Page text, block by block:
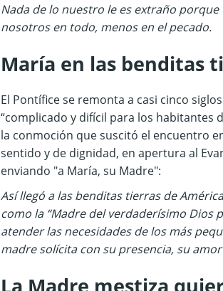
Nada de lo nuestro le es extraño porque
nosotros en todo, menos en el pecado.
María en las benditas
El Pontífice se remonta a casi cinco
“complicado y difícil para los habitantes
la conmoción que suscitó el encuentro
sentido y de dignidad, en apertura al
enviando "a María, su Madre":
Así llegó a las benditas tierras de
como la “Madre del verdaderísimo Dios
atender las necesidades de los más
madre solícita con su presencia, su
La Madre mestiza